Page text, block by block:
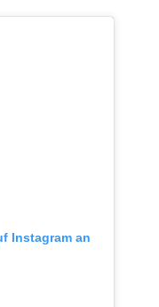
Instagram an